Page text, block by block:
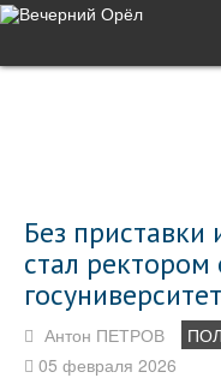
Без
стал ректором
Антон ПЕТРОВ
05 февраля 2026